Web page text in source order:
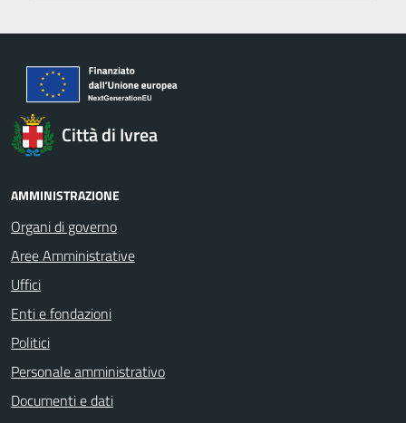
Città di Ivrea
AMMINISTRAZIONE
Organi di governo
Aree Amministrative
Uffici
Enti e fondazioni
Politici
Personale amministrativo
Documenti e dati